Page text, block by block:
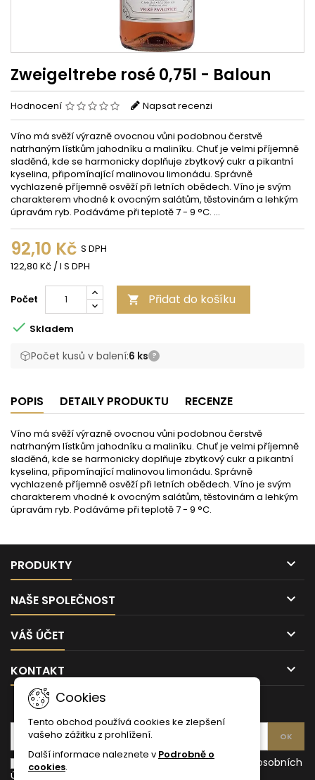
Zweigeltrebe rosé 0,75l - Baloun
Hodnocení Napsat recenzi
Víno má svěží výrazně ovocnou vůni podobnou čerstvě
natrhaným lístkům jahodníku a maliníku. Chuť je velmi příjemně
sladěná, kde se harmonicky doplňuje zbytkový cukr a pikantní
kyselina, připomínající malinovou limonádu. Správně
vychlazené příjemně osvěží při letních obědech. Víno je svým
charakterem vhodné k ovocným salátům, těstovinám a lehkým
úpravám ryb. Podáváme při teplotě 7 - 9 °C. ...
92,10 Kč S DPH
122,80 Kč / l S DPH
Počet  Přidat do košíku
 Skladem
Počet kusů v balení:6 ks ?
POPIS DETAILY PRODUKTU RECENZE
Víno má svěží výrazně ovocnou vůni podobnou čerstvě
natrhaným lístkům jahodníku a maliníku. Chuť je velmi příjemně
sladěná, kde se harmonicky doplňuje zbytkový cukr a pikantní
kyselina, připomínající malinovou limonádu. Správně
vychlazené příjemně osvěží při letních obědech. Víno je svým
charakterem vhodné k ovocným salátům, těstovinám a lehkým
úpravám ryb. Podáváme při teplotě 7 - 9 °C.
PRODUKTY 
NAŠE SPOLEČNOST 
VÁŠ ÚČET 
KONTAKT 
Cookies
Tento obchod používá cookies ke zlepšení
vašeho zážitku z prohlížení.
Další informace naleznete v Podrobně o
cookies.
Souhlasím s podmínkami a zásadami ochrany osobních
údajů